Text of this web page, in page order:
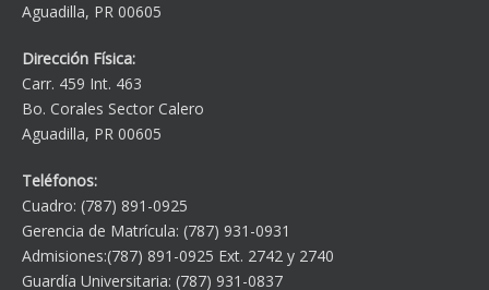
Aguadilla, PR 00605
Dirección Física:
Carr. 459 Int. 463
Bo. Corales Sector Calero
Aguadilla, PR 00605
Teléfonos:
Cuadro: (787) 891-0925
Gerencia de Matrícula: (787) 931-0931
Admisiones:(787) 891-0925 Ext. 2742 y 2740
Guardía Universitaria: (787) 931-0837